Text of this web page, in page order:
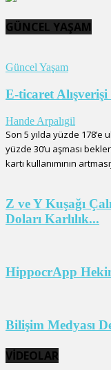
GÜNCEL YAŞAM
Güncel Yaşam
E-ticaret
Hande Arpalıgil
Son 5 yılda yüzde
yüzde 30’u aşması
kartı kullanımının
Z ve Y Kuşağı
Doları Karlılık...
HippocrApp
Bilişim Medyası
VİDEOLAR